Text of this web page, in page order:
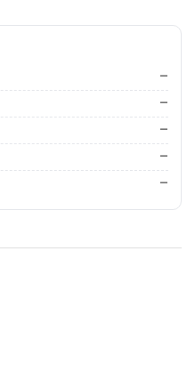
—
—
—
—
—